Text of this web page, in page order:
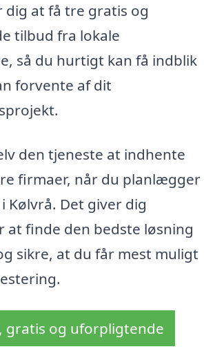
dig at få tre gratis og
tilbud fra lokale
så du hurtigt kan få indblik
forvente af dit
den tjeneste at indhente
firmaer, når du planlægger
Kølvrå. Det giver dig
at finde den bedste løsning
sikre, at du får mest muligt
gratis og uforpligtende